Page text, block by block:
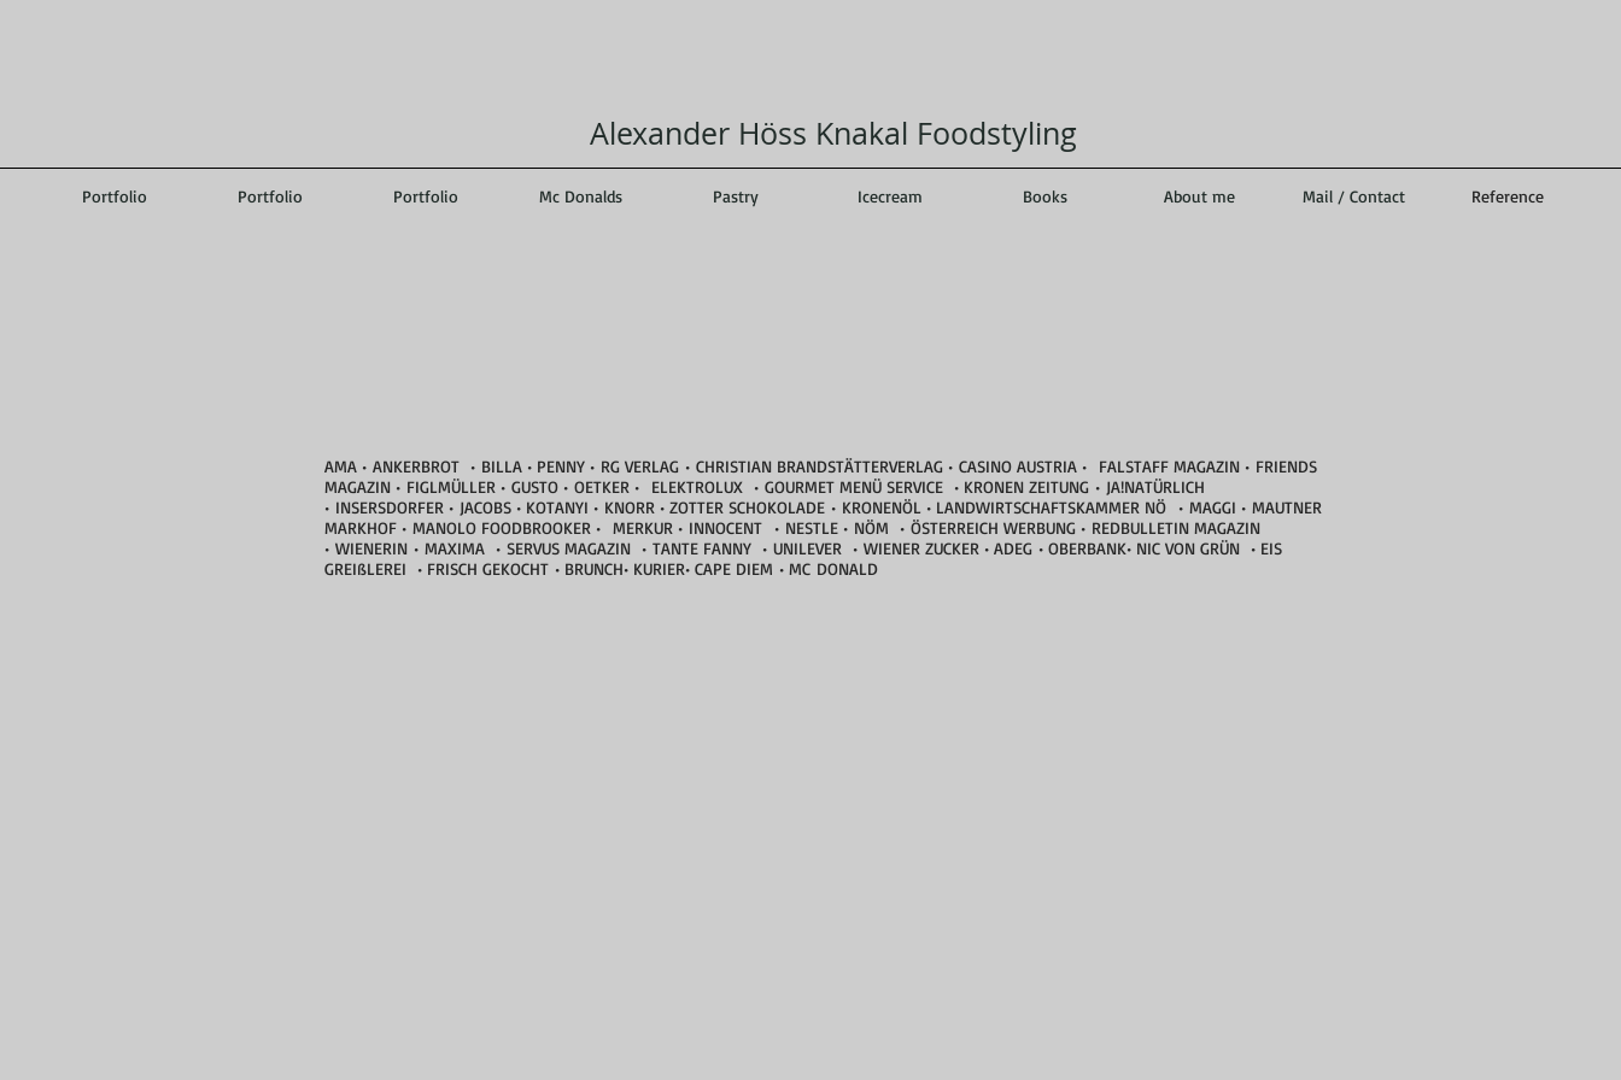
Alexander Höss Knakal Foodstyling
Portfolio Portfolio Portfolio Mc Donalds Pastry Icecream Books About me Mail / Contact Reference
AMA • ANKERBROT • BILLA • PENNY • RG VERLAG • CHRISTIAN BRANDSTÄTTERVERLAG • CASINO AUSTRIA • FALSTAFF MAGAZIN • FRIENDS
MAGAZIN • FIGLMÜLLER • GUSTO • OETKER • ELEKTROLUX • GOURMET MENÜ SERVICE • KRONEN ZEITUNG • JA!NATÜRLICH
• INSERSDORFER • JACOBS • KOTANYI • KNORR • ZOTTER SCHOKOLADE • KRONENÖL • LANDWIRTSCHAFTSKAMMER NÖ • MAGGI • MAUTNER
MARKHOF • MANOLO FOODBROOKER • MERKUR • INNOCENT • NESTLE • NÖM • ÖSTERREICH WERBUNG • REDBULLETIN MAGAZIN
• WIENERIN • MAXIMA • SERVUS MAGAZIN • TANTE FANNY • UNILEVER • WIENER ZUCKER • ADEG • OBERBANK• NIC VON GRÜN • EIS
GREIßLEREI • FRISCH GEKOCHT • BRUNCH• KURIER• CAPE DIEM • MC DONALD